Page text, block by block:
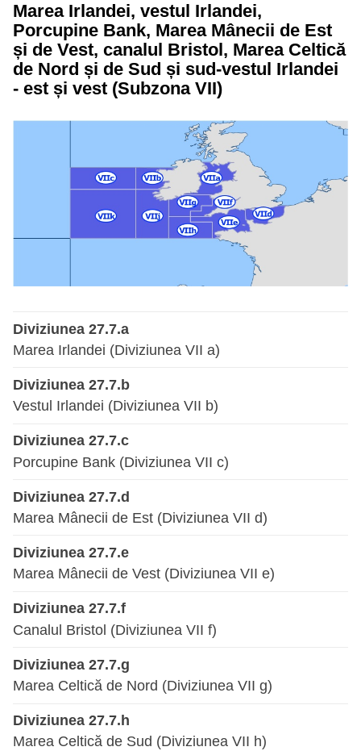
Marea Irlandei, vestul Irlandei,
Porcupine Bank, Marea Mânecii de Est
și de Vest, canalul Bristol, Marea Celtică
de Nord și de Sud și sud-vestul Irlandei
- est și vest (Subzona VII)
Diviziunea 27.7.a
Marea Irlandei (Diviziunea VII a)
Diviziunea 27.7.b
Vestul Irlandei (Diviziunea VII b)
Diviziunea 27.7.c
Porcupine Bank (Diviziunea VII c)
Diviziunea 27.7.d
Marea Mânecii de Est (Diviziunea VII d)
Diviziunea 27.7.e
Marea Mânecii de Vest (Diviziunea VII e)
Diviziunea 27.7.f
Canalul Bristol (Diviziunea VII f)
Diviziunea 27.7.g
Marea Celtică de Nord (Diviziunea VII g)
Diviziunea 27.7.h
Marea Celtică de Sud (Diviziunea VII h)